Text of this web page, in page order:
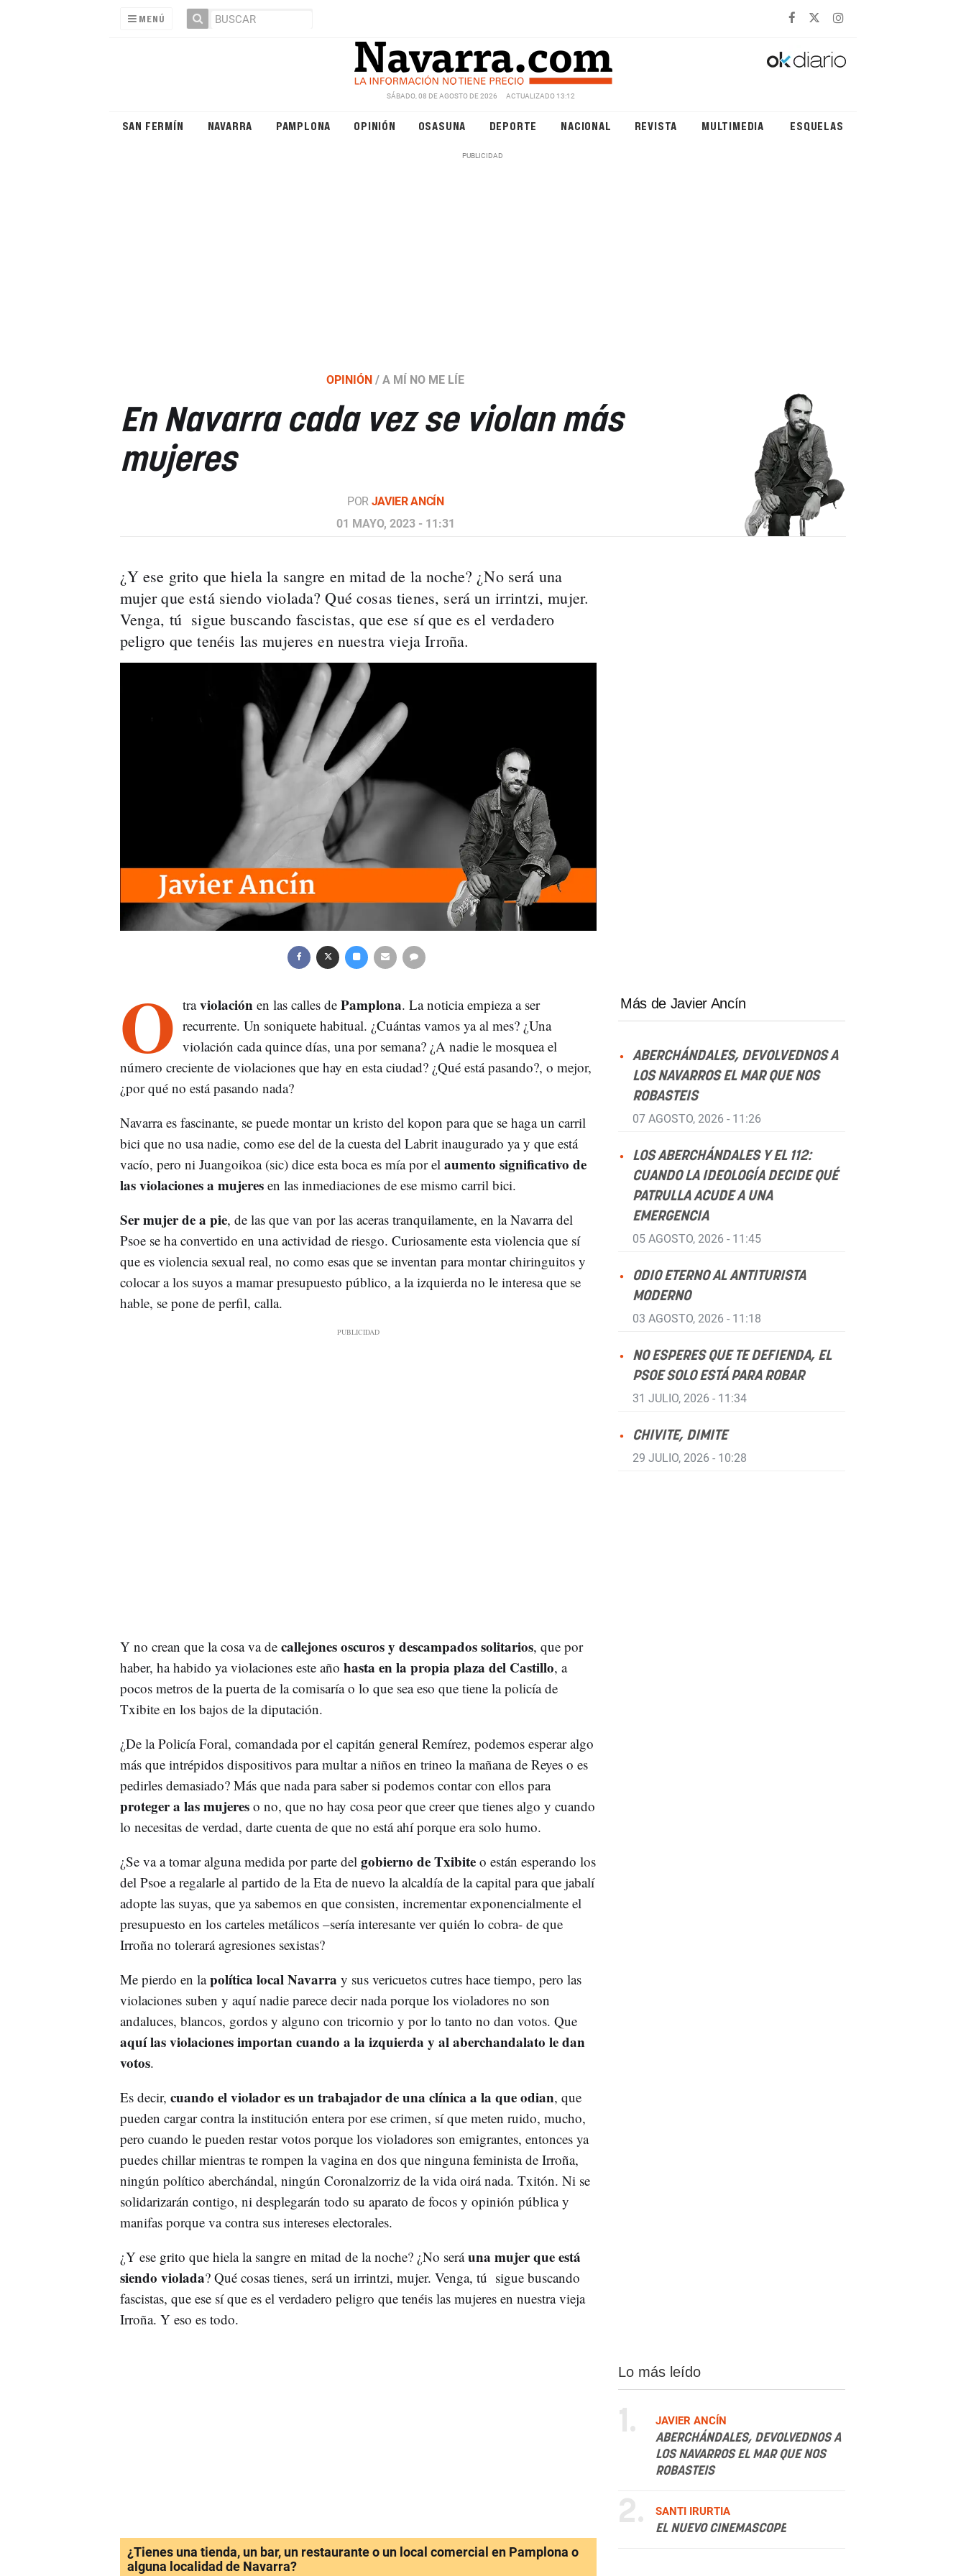
MENÚ
SÁBADO, 08 DE AGOSTO DE 2026 ACTUALIZADO 13:12
SAN FERMÍN NAVARRA PAMPLONA OPINIÓN OSASUNA DEPORTE NACIONAL REVISTA MULTIMEDIA ESQUELAS
OPINIÓN/A MÍ NO ME LÍE
En Navarra cada vez se violan más
mujeres
POR JAVIER ANCÍN
01 MAYO, 2023 - 11:31
¿Y ese grito que hiela la sangre en mitad de la noche? ¿No será una
mujer que está siendo violada? Qué cosas tienes, será un irrintzi, mujer.
Venga, tú sigue buscando fascistas, que ese sí que es el verdadero
peligro que tenéis las mujeres en nuestra vieja Irroña.
O traviolación en las calles de Pamplona. La noticia empieza a ser
recurrente. Un soniquete habitual. ¿Cuántas vamos ya al mes? ¿Una
violación cada quince días, una por semana? ¿A nadie le mosquea el
número creciente de violaciones que hay en esta ciudad? ¿Qué está pasando?, o mejor,
¿por qué no está pasando nada?
Navarra es fascinante, se puede montar un kristo del kopon para que se haga un carril
bici que no usa nadie, como ese del de la cuesta del Labrit inaugurado ya y que está
vacío, pero ni Juangoikoa (sic) dice esta boca es mía por el aumento significativo de
las violaciones a mujeresen las inmediaciones de ese mismo carril bici.
Ser mujer de a pie, de las que van por las aceras tranquilamente, en la Navarra del
Psoe se ha convertido en una actividad de riesgo. Curiosamente esta violencia que sí
que es violencia sexual real, no como esas que se inventan para montar chiringuitos y
colocar a los suyos a mamar presupuesto público, a la izquierda no le interesa que se
hable, se pone de perfil, calla.
Y no crean que la cosa va de callejones oscuros y descampados solitarios, que por
haber, ha habido ya violaciones este año hasta en la propia plaza del Castillo, a
pocos metros de la puerta de la comisaría o lo que sea eso que tiene la policía de
Txibite en los bajos de la diputación.
¿De la Policía Foral, comandada por el capitán general Remírez, podemos esperar algo
más que intrépidos dispositivos para multar a niños en trineo la mañana de Reyes o es
pedirles demasiado? Más que nada para saber si podemos contar con ellos para
proteger a las mujereso no, que no hay cosa peor que creer que tienes algo y cuando
lo necesitas de verdad, darte cuenta de que no está ahí porque era solo humo.
¿Se va a tomar alguna medida por parte delgobierno de Txibiteo están esperando los
del Psoe a regalarle al partido de la Eta de nuevo la alcaldía de la capital para que jabalí
adopte las suyas, que ya sabemos en que consisten, incrementar exponencialmente el
presupuesto en los carteles metálicos –sería interesante ver quién lo cobra- de que
Irroña no tolerará agresiones sexistas?
Me pierdo en lapolítica local Navarra y sus vericuetos cutres hace tiempo, pero las
violaciones suben y aquí nadie parece decir nada porque los violadores no son
andaluces, blancos, gordos y alguno con tricornio y por lo tanto no dan votos. Que
aquí las violaciones importan cuando a la izquierda y al aberchandalato le dan
votos.
Es decir, cuando el violador es un trabajador de una clínica a la que odian, que
pueden cargar contra la institución entera por ese crimen, sí que meten ruido, mucho,
pero cuando le pueden restar votos porque los violadores son emigrantes, entonces ya
puedes chillar mientras te rompen la vagina en dos que ninguna feminista de Irroña,
ningún político aberchándal, ningún Coronalzorriz de la vida oirá nada. Txitón. Ni se
solidarizarán contigo, ni desplegarán todo su aparato de focos y opinión pública y
manifas porque va contra sus intereses electorales.
¿Y ese grito que hiela la sangre en mitad de la noche? ¿No seráuna mujer que está
siendo violada? Qué cosas tienes, será un irrintzi, mujer. Venga, tú sigue buscando
fascistas, que ese sí que es el verdadero peligro que tenéis las mujeres en nuestra vieja
Irroña. Y eso es todo.
Más de Javier Ancín
ABERCHÁNDALES, DEVOLVEDNOS A
LOS NAVARROS EL MAR QUE NOS
ROBASTEIS
07 AGOSTO, 2026 - 11:26
LOS ABERCHÁNDALES Y EL 112:
CUANDO LA IDEOLOGÍA DECIDE QUÉ
PATRULLA ACUDE A UNA
EMERGENCIA
05 AGOSTO, 2026 - 11:45
ODIO ETERNO AL ANTITURISTA
MODERNO
03 AGOSTO, 2026 - 11:18
NO ESPERES QUE TE DEFIENDA, EL
PSOE SOLO ESTÁ PARA ROBAR
31 JULIO, 2026 - 11:34
CHIVITE, DIMITE
29 JULIO, 2026 - 10:28
¿Tienes una tienda, un bar, un restaurante o un local comercial en Pamplona o
alguna localidad de Navarra?
Lo más leído
1.
JAVIER ANCÍN
ABERCHÁNDALES, DEVOLVEDNOS A
LOS NAVARROS EL MAR QUE NOS
ROBASTEIS
2.
SANTI IRURTIA
EL NUEVO CINEMASCOPE